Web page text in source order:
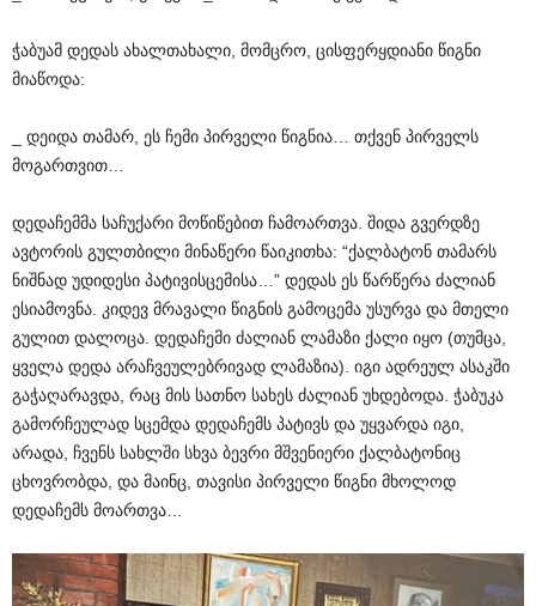
ჭაბუამ დედას ახალთახალი, მომცრო, ცისფერყდიანი წიგნი
მიაწოდა:
_ დეიდა თამარ, ეს ჩემი პირველი წიგნია… თქვენ პირველს
მოგართვით…
დედაჩემმა საჩუქარი მოწიწებით ჩამოართვა. შიდა გვერდზე
ავტორის გულთბილი მინაწერი წაიკითხა: “ქალბატონ თამარს
ნიშნად უდიდესი პატივისცემისა…” დედას ეს წარწერა ძალიან
ესიამოვნა. კიდევ მრავალი წიგნის გამოცემა უსურვა და მთელი
გულით დალოცა. დედაჩემი ძალიან ლამაზი ქალი იყო (თუმცა,
ყველა დედა არაჩვეულებრივად ლამაზია). იგი ადრეულ ასაკში
გაჭაღარავდა, რაც მის სათნო სახეს ძალიან უხდებოდა. ჭაბუკა
გამორჩეულად სცემდა დედაჩემს პატივს და უყვარდა იგი,
არადა, ჩვენს სახლში სხვა ბევრი მშვენიერი ქალბატონიც
ცხოვრობდა, და მაინც, თავისი პირველი წიგნი მხოლოდ
დედაჩემს მოართვა…